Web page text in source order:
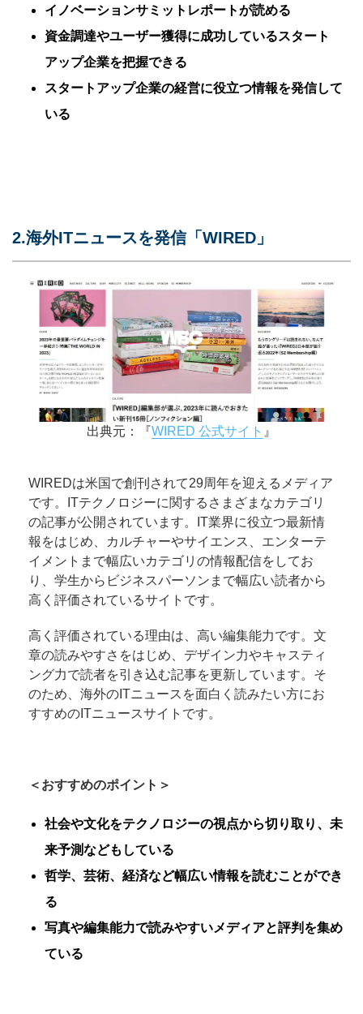
イノベーションサミットレポートが読める
資金調達やユーザー獲得に成功しているスタート
アップ企業を把握できる
スタートアップ企業の経営に役立つ情報を発信して
いる
2.海外ITニュースを発信「WIRED」
出典元：『WIRED 公式サイト 』
WIREDは米国で創刊されて29周年を迎えるメディア
です。ITテクノロジーに関するさまざまなカテゴリ
の記事が公開されています。IT業界に役立つ最新情
報をはじめ、カルチャーやサイエンス、エンターテ
イメントまで幅広いカテゴリの情報配信をしてお
り、学生からビジネスパーソンまで幅広い読者から
高く評価されているサイトです。
高く評価されている理由は、高い編集能力です。文
章の読みやすさをはじめ、デザイン力やキャスティ
ング力で読者を引き込む記事を更新しています。そ
のため、海外のITニュースを面白く読みたい方にお
すすめのITニュースサイトです。
＜おすすめのポイント＞
社会や文化をテクノロジーの視点から切り取り、未
来予測などもしている
哲学、芸術、経済など幅広い情報を読むことができ
る
写真や編集能力で読みやすいメディアと評判を集め
ている